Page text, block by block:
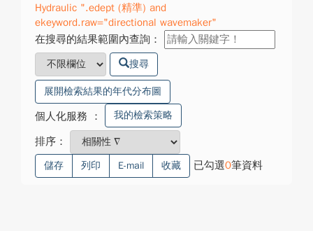
Hydraulic ".edept (精準) and
ekeyword.raw="directional wavemaker"
在搜尋的結果範圍內查詢：
搜尋
展開檢索結果的年代分布圖
個人化服務 ： 我的檢索策略
排序：
儲存 列印 E-mail 收藏 已勾選0筆資料